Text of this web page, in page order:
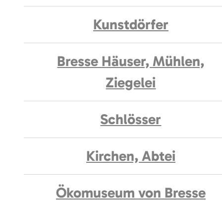
Kunstdörfer
Bresse Häuser, Mühlen,
Ziegelei
Schlösser
Kirchen, Abtei
Ökomuseum von Bresse